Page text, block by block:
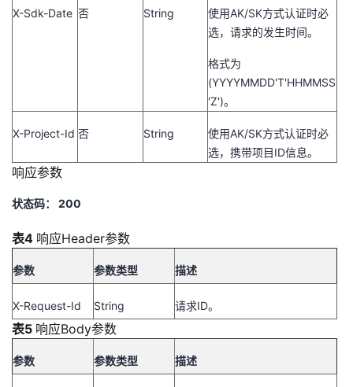
X-Sdk-Date 否 String
使用AK/SK方式认证时必
选，请求的发生时间。
格式为
(YYYYMMDD'T'HHMMSS
'Z')。
X-Project-Id 否 String
使用AK/SK方式认证时必
选，携带项目ID信息。
响应参数
状态码： 200
表4 响应Header参数
参数 参数类型 描述
X-Request-Id String 请求ID。
表5 响应Body参数
参数 参数类型 描述